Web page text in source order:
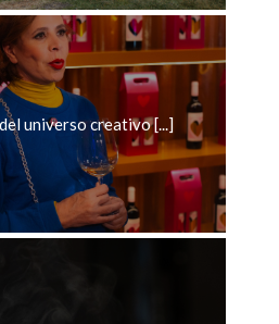
universo creativo [...]